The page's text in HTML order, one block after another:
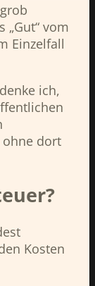
„Gut“ vom
Einzelfall
ich,
ohne dort
Kosten